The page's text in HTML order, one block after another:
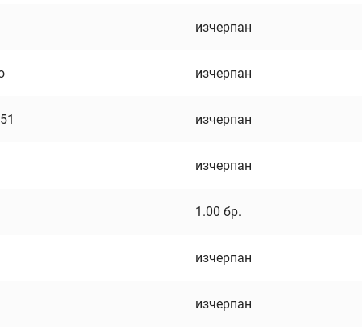
изчерпан
изчерпан
изчерпан
изчерпан
1.00 бр.
изчерпан
изчерпан